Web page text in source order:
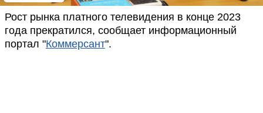
Рост рынка платного телевидения в конце 2023
года прекратился, сообщает информационный
портал "Коммерсант".